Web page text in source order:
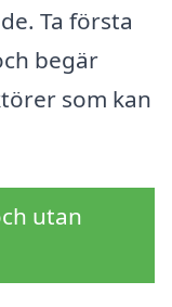
Ta första
begär
som kan
utan